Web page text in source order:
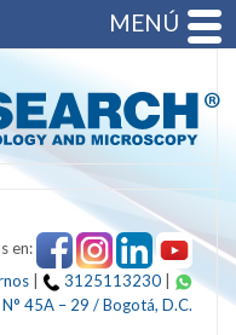
en:
3125113230
45A – 29 / Bogotá, D.C.
MENÚ